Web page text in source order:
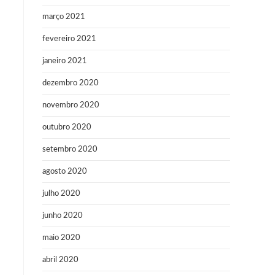
março 2021
fevereiro 2021
janeiro 2021
dezembro 2020
novembro 2020
outubro 2020
setembro 2020
agosto 2020
julho 2020
junho 2020
maio 2020
abril 2020